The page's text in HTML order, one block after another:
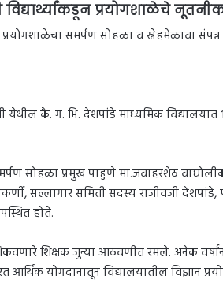
प्रयोगशाळेचे
समर्पण सोहळा व स्नेहमेळावा संपन्न
येथील कै. ग. भि. देशपांडे माध्यमिक
सोहळा प्रमुख पाहुणे मा.जवाहरशेठ
सल्लागार समिती सदस्य राजीवजी
होते.
शिक्षक जुन्या आठवणीत रमले. अनेक
आर्थिक योगदानातून विद्यालयातील विज्ञान